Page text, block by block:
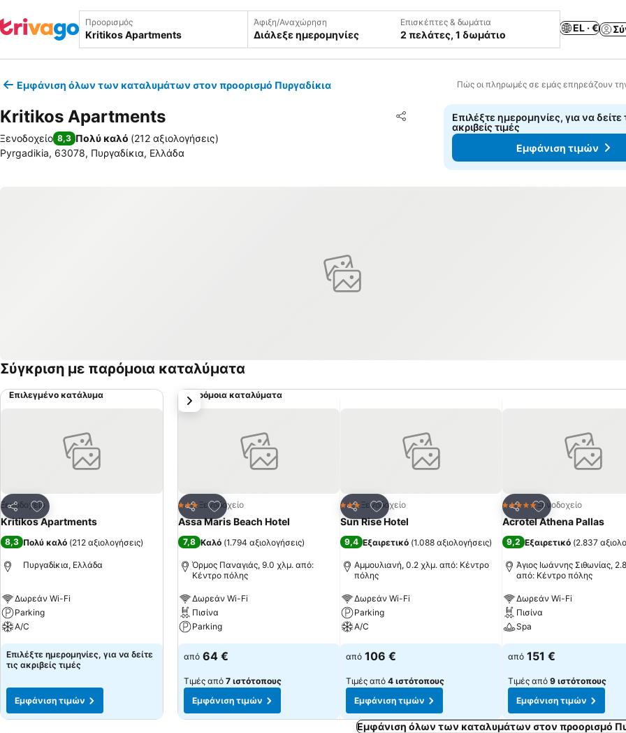
Προορισμός Άφιξη/Αναχώρηση
Διάλεξε ημερομηνίες
Επισκέπτες & δωμάτια
2 πελάτες, 1 δωμάτιο
EL · €
Εμφάνιση όλων των καταλυμάτων στον προορισμό Πυργαδίκια Πώς οι πληρωμές σε εμάς επηρεάζουν
Kritikos Apartments Κοινοποίηση
Προσθήκη στα αγαπημένα
Ξενοδοχείο 8,3 Πολύ καλό (212 αξιολογήσεις)
Pyrgadikia, 63078, Πυργαδίκια, Ελλάδα
Επιλέξτε ημερομηνίες, για να δείτε
ακριβείς τιμές
Εμφάνιση τιμών
Σύγκριση με παρόμοια καταλύματα
Επιλεγμένο κατάλυμα
Κοινοποίηση
Προσθήκη στα αγαπημένα
Ξενοδοχείο
Kritikos Apartments
8,3 Πολύ καλό (212 αξιολογήσεις)
Πυργαδίκια, Ελλάδα
Δωρεάν Wi-Fi
Parking
A/C
Επιλέξτε ημερομηνίες, για να δείτε
τις ακριβείς τιμές
Εμφάνιση τιμών
Παρόμοια καταλύματα
Κοινοποίηση
Προσθήκη στα αγαπημένα
3 ΑστέριαΞενοδοχείο
Assa Maris Beach Hotel
7,8 Καλό (1.794 αξιολογήσεις)
Όρμος Παναγιάς, 9.0 χλμ. από:
Κέντρο πόλης
Δωρεάν Wi-Fi
Πισίνα
Parking
από 64 €
Τιμές από 7 ιστότοπους
Εμφάνιση τιμών
Κοινοποίηση
Προσθήκη στα αγαπημένα
3 ΑστέριαΞενοδοχείο
Sun Rise Hotel
9,4 Εξαιρετικό (1.088 αξιολογήσεις)
Αμμουλιανή, 0.2 χλμ. από: Κέντρο
πόλης
Δωρεάν Wi-Fi
Parking
A/C
από 106 €
Τιμές από 4 ιστότοπους
Εμφάνιση τιμών
Κοινοποίηση
Προσθήκη στα
5 ΑστέριαΞενοδοχείο
Acrotel Athena Pallas
9,2 Εξαιρετικό (2.837
Άγιος Ιωάννης Σιθωνίας,
από: Κέντρο πόλης
Δωρεάν Wi-Fi
Πισίνα
Spa
από 151 €
Τιμές από 9 ιστότοπους
Εμφάνιση τιμών
επόμενο
Εμφάνιση όλων των καταλυμάτων στον προορισμό